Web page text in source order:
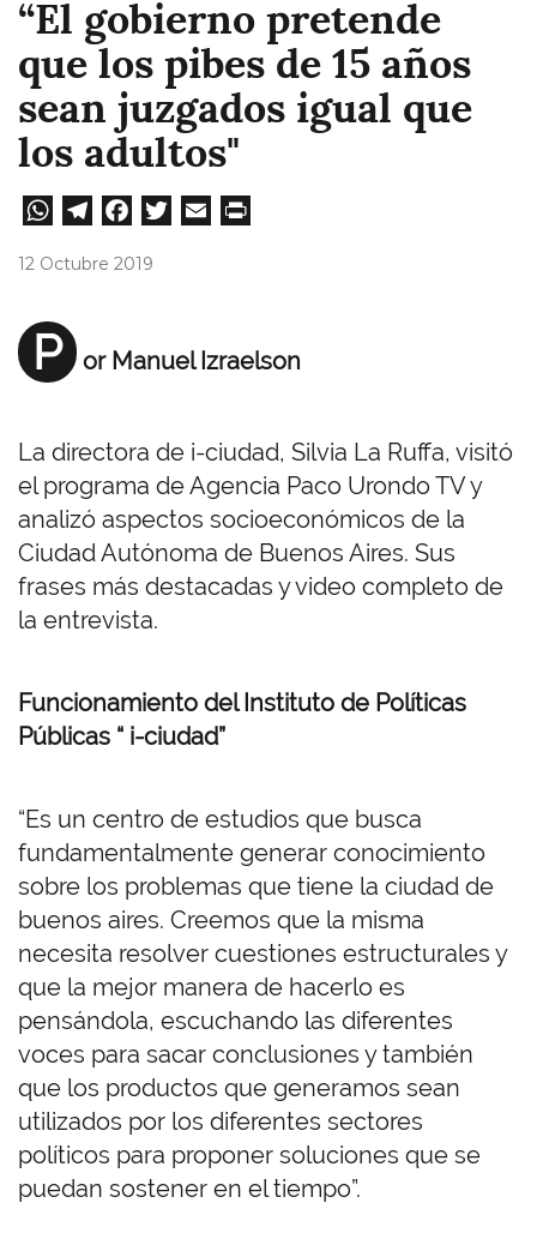
“El gobierno pretende
que los pibes de 15 años
sean juzgados igual que
los adultos"
W
A
pp
Te
m
Fa
12 Octubre 2019
P or Manuel Izraelson
La directora de i-ciudad, Silvia La Ruffa, visitó
el programa de Agencia Paco Urondo TV y
analizó aspectos socioeconómicos de la
Ciudad Autónoma de Buenos Aires. Sus
frases más destacadas y video completo de
la entrevista.
Funcionamiento del Instituto de Políticas
Públicas “ i-ciudad”
“Es un centro de estudios que busca
fundamentalmente generar conocimiento
sobre los problemas que tiene la ciudad de
buenos aires. Creemos que la misma
necesita resolver cuestiones estructurales y
que la mejor manera de hacerlo es
pensándola, escuchando las diferentes
voces para sacar conclusiones y también
que los productos que generamos sean
utilizados por los diferentes sectores
políticos para proponer soluciones que se
puedan sostener en el tiempo”.